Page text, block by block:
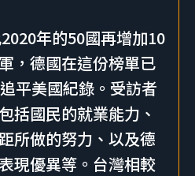
年的50國再增加10
，德國在這份榜單已
平美國紀錄。受訪者
括國民的就業能力、
所做的努力、以及德
現優異等。台灣相較